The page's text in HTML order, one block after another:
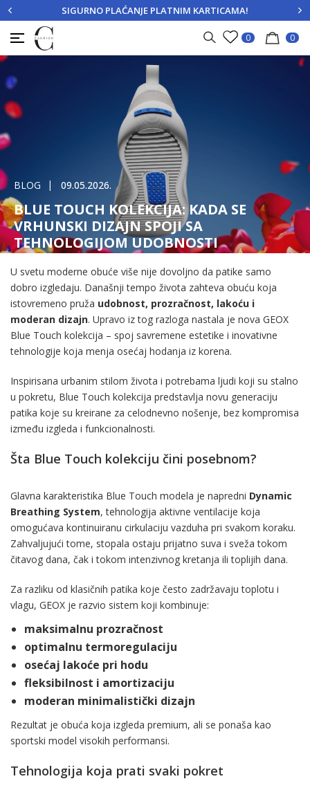
PRIJAVITE SE REGISTRUJTE SE
SIGURNO PLAĆANJE PLATNIM KARTICAMA!
0 0
BLOG 09.05.2026.
BLUE TOUCH KOLEKCIJA: KADA SE
VRHUNSKI DIZAJN SPOJI SA
TEHNOLOGIJOM UDOBNOSTI
U svetu moderne obuće više nije dovoljno da patike samo
dobro izgledaju. Današnji tempo života zahteva obuću koja
istovremeno pruža udobnost, prozračnost, lakoću i
moderan dizajn. Upravo iz tog razloga nastala je nova GEOX
Blue Touch kolekcija – spoj savremene estetike i inovativne
tehnologije koja menja osećaj hodanja iz korena.
Inspirisana urbanim stilom života i potrebama ljudi koji su stalno
u pokretu, Blue Touch kolekcija predstavlja novu generaciju
patika koje su kreirane za celodnevno nošenje, bez kompromisa
između izgleda i funkcionalnosti.
Šta Blue Touch kolekciju čini posebnom?
Glavna karakteristika Blue Touch modela je napredni Dynamic
Breathing System, tehnologija aktivne ventilacije koja
omogućava kontinuiranu cirkulaciju vazduha pri svakom koraku.
Zahvaljujući tome, stopala ostaju prijatno suva i sveža tokom
čitavog dana, čak i tokom intenzivnog kretanja ili toplijih dana.
Za razliku od klasičnih patika koje često zadržavaju toplotu i
vlagu, GEOX je razvio sistem koji kombinuje:
maksimalnu prozračnost
optimalnu termoregulaciju
osećaj lakoće pri hodu
fleksibilnost i amortizaciju
moderan minimalistički dizajn
Rezultat je obuća koja izgleda premium, ali se ponaša kao
sportski model visokih performansi.
Tehnologija koja prati svaki pokret